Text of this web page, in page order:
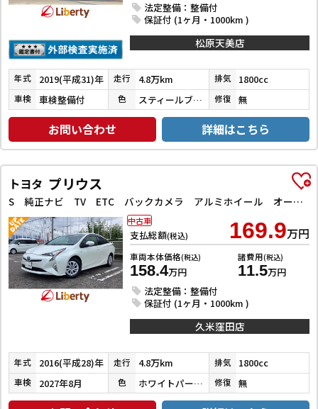
法定整備：整備付
保証付 (1ヶ月・1000km )
松原天美店
年式 2019(平成31)年 走行 4.8万km 排気 1800cc
車検 車検整備付 色 スティールブロンドメタリック 修復 無
お問い合わせ 詳細はこちら
トヨタ プリウス
S 純正ナビ TV ETC バックカメラ アルミホイール オートマチックハイビーム LEDヘッドランプ CVT スマートキー 電動格納ミラー 盗難防止システム CD
支払総額(税込) 169.9万円
車両本体価格(税込)
158.4万円
諸費用(税込)
11.5万円
法定整備：整備付
保証付 (1ヶ月・1000km )
中古車
久米窪田店
年式 2016(平成28)年 走行 4.8万km 排気 1800cc
車検 2027年8月 色 ホワイトパールクリスタルシャイン 修復 無